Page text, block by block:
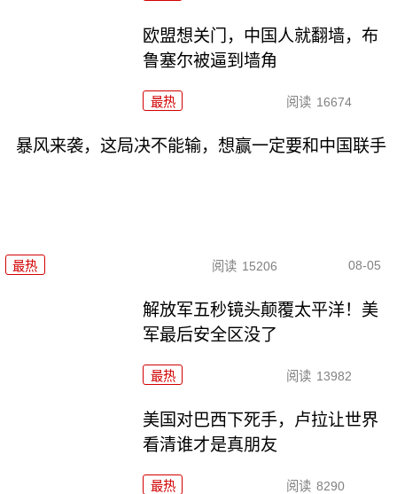
欧盟想关门，中国人就翻墙，布
鲁塞尔被逼到墙角
最热 阅读 16674
暴风来袭，这局决不能输，想赢一定要和中国联手
最热 阅读 15206 08-05
解放军五秒镜头颠覆太平洋！美
军最后安全区没了
最热 阅读 13982
美国对巴西下死手，卢拉让世界
看清谁才是真朋友
最热 阅读 8290